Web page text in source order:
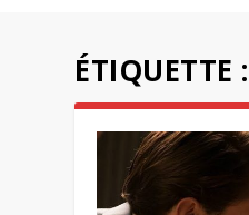
ÉTIQUETTE :